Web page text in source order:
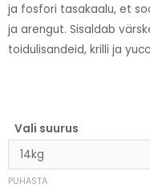
ja fosfori tasakaalu, et
ja arengut. Sisaldab
toidulisandeid, krilli ja
Vali suurus
PUHASTA